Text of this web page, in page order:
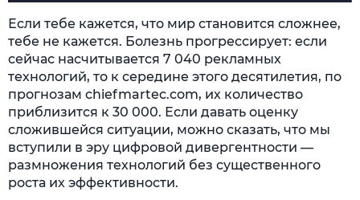
Если тебе кажется, что мир становится сложнее,
тебе не кажется. Болезнь прогрессирует: если
сейчас насчитывается 7 040 рекламных
технологий, то к середине этого десятилетия, по
прогнозам chiefmartec.com, их количество
приблизится к 30 000. Если давать оценку
сложившейся ситуации, можно сказать, что мы
вступили в эру цифровой дивергентности —
размножения технологий без существенного
роста их эффективности.